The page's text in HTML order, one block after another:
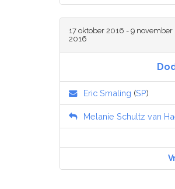
17 oktober 2016 - 9 november
2016
Eric Smaling (SP)
Melanie Schultz van